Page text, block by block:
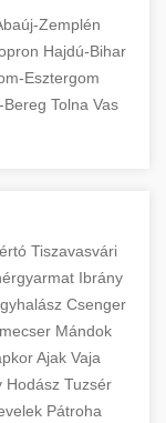
reviews
to
search
only.
+
product
concepts
+
to
organic
+
services
Zemplén
Hajdú-Bihar
Esztergom
Bereg Tolna Vas
Tiszavasvári
Ibrány
Csenger
Mándok
Ajak Vaja
Hodász Tuzsér
Pátroha